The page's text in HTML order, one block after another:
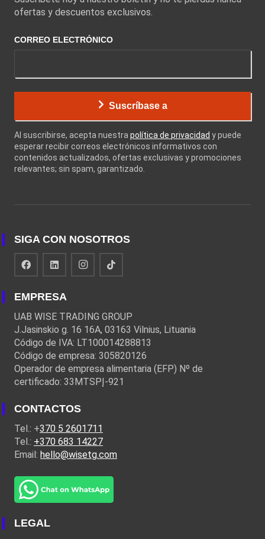
ofertas y descuentos exclusivos.
CORREO ELECTRÓNICO
Suscríbase a
Al suscribirse, acepta nuestrapolítica de privacidad y puede
esperar recibir correos electrónicos informativos con
contenidos actualizados, ofertas exclusivas y promociones
relevantes; sin spam, garantizado.
SIGA CON NOSOTROS
EMPRESA
UAB WISE TRADING GROUP
J.Jasinskio g. 16 16A, 03163 Vilnius, Lituania
Código de IVA: LT100014288813
Código de empresa: 305820126
Operador de empresa alimentaria (EFP) Nº de
certificado: 33MTSPĮ-921
CONTACTOS
Tel.: +370 5 2601711
Tel.: +370 683 14227
Email: hello@wisetg.com
LEGAL